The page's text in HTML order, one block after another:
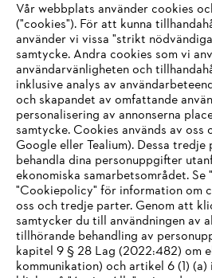
IHR BROWSER WIRD
UNTERSTÜTZT
Vår webbplats använder cookies
("cookies"). För att kunna
använder vi vissa "strikt
samtycke. Andra cookies som vi
användarvänligheten och
inklusive analys av
och skapandet av omfattande
personalisering av annonserna
samtycke. Cookies används av
Google eller Tealium). Dessa tredje
behandla dina personuppgifter
ekonomiska samarbetsområdet. Se
"Cookiepolicy" för information om
oss och tredje parter. Genom att
samtycker du till användningen av
tillhörande behandling av
kapitel 9 § 28 Lag (2022:482) om
kommunikation) och artikel 6 (1) (a)